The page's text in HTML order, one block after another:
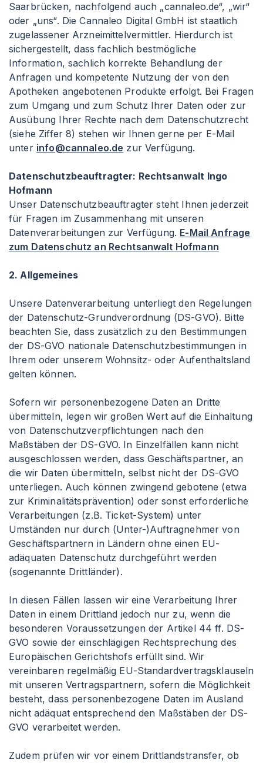
Saarbrücken, nachfolgend auch „cannaleo.de“, „wir“
oder „uns“. Die Cannaleo Digital GmbH ist staatlich
zugelassener Arzneimittelvermittler. Hierdurch ist
sichergestellt, dass fachlich bestmögliche
Information, sachlich korrekte Behandlung der
Anfragen und kompetente Nutzung der von den
Apotheken angebotenen Produkte erfolgt. Bei Fragen
zum Umgang und zum Schutz Ihrer Daten oder zur
Ausübung Ihrer Rechte nach dem Datenschutzrecht
(siehe Ziffer 8) stehen wir Ihnen gerne per E-Mail
unter info@cannaleo.de zur Verfügung.
Datenschutzbeauftragter: Rechtsanwalt Ingo
Hofmann
Unser Datenschutzbeauftragter steht Ihnen jederzeit
für Fragen im Zusammenhang mit unseren
Datenverarbeitungen zur Verfügung. E-Mail Anfrage
zum Datenschutz an Rechtsanwalt Hofmann
2. Allgemeines
Unsere Datenverarbeitung unterliegt den Regelungen
der Datenschutz-Grundverordnung (DS-GVO). Bitte
beachten Sie, dass zusätzlich zu den Bestimmungen
der DS-GVO nationale Datenschutzbestimmungen in
Ihrem oder unserem Wohnsitz- oder Aufenthaltsland
gelten können.
Sofern wir personenbezogene Daten an Dritte
übermitteln, legen wir großen Wert auf die Einhaltung
von Datenschutzverpflichtungen nach den
Maßstäben der DS-GVO. In Einzelfällen kann nicht
ausgeschlossen werden, dass Geschäftspartner, an
die wir Daten übermitteln, selbst nicht der DS-GVO
unterliegen. Auch können zwingend gebotene (etwa
zur Kriminalitätsprävention) oder sonst erforderliche
Verarbeitungen (z.B. Ticket-System) unter
Umständen nur durch (Unter-)Auftragnehmer von
Geschäftspartnern in Ländern ohne einen EU-
adäquaten Datenschutz durchgeführt werden
(sogenannte Drittländer).
In diesen Fällen lassen wir eine Verarbeitung Ihrer
Daten in einem Drittland jedoch nur zu, wenn die
besonderen Voraussetzungen der Artikel 44 ff. DS-
GVO sowie der einschlägigen Rechtsprechung des
Europäischen Gerichtshofs erfüllt sind. Wir
vereinbaren regelmäßig EU-Standardvertragsklauseln
mit unseren Vertragspartnern, sofern die Möglichkeit
besteht, dass personenbezogene Daten im Ausland
nicht adäquat entsprechend den Maßstäben der DS-
GVO verarbeitet werden.
Zudem prüfen wir vor einem Drittlandstransfer, ob